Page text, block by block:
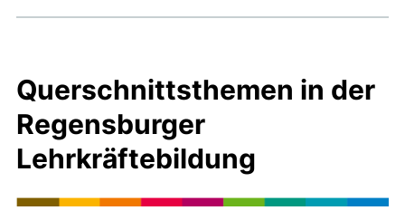
Querschnittsthemen in der
Regensburger
Lehrkräftebildung